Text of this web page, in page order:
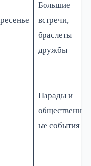
Большие
встречи,
браслеты
дружбы
Парады и
общественн
ые события